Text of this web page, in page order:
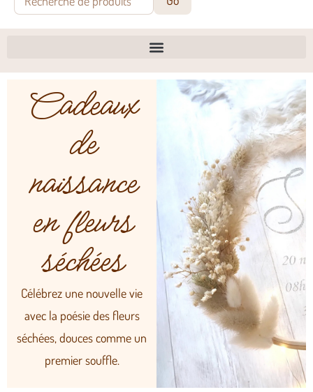
Cadeaux
de
naissance
en fleurs
séchées
Célébrez une nouvelle vie
avec la poésie des fleurs
séchées, douces comme un
premier souffle.